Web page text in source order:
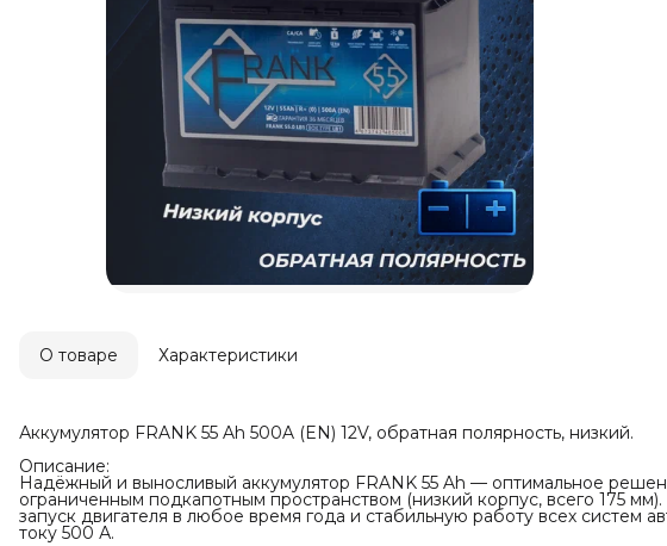
О товаре Характеристики
Аккумулятор FRANK 55 Ah 500A (EN) 12V, обратная полярность, низкий.
Описание:
Надёжный и выносливый аккумулятор FRANK 55 Ah — оптимальное
ограниченным подкапотным пространством (низкий корпус, всего 175
запуск двигателя в любое время года и стабильную работу всех систем
току 500 А.